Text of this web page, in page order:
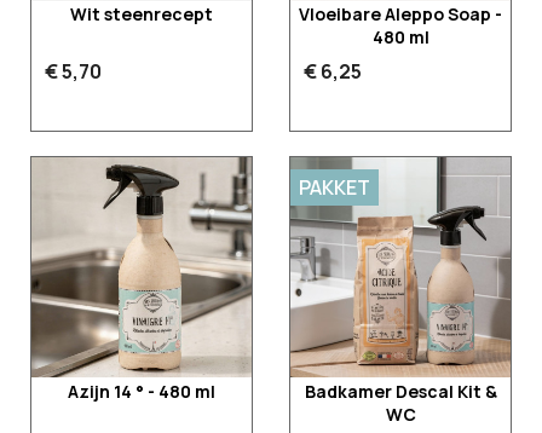
Wit steenrecept
€ 5,70
Vloeibare Aleppo Soap -
480 ml
€ 6,25
Azijn 14 ° - 480 ml
Badkamer Descal Kit &
WC
PAKKET